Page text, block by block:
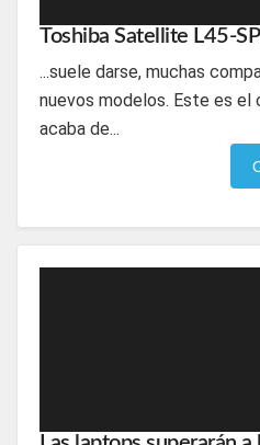
Toshiba Satellite L45-
...suele darse, muchas
nuevos modelos. Este es el
acaba de...